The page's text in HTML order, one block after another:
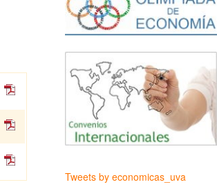
Tweets by economicas_uva